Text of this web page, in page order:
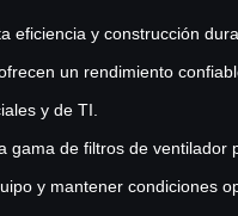
eficiencia y construcción
un rendimiento
y de TI.
gama de filtros de ventilador
y mantener condiciones